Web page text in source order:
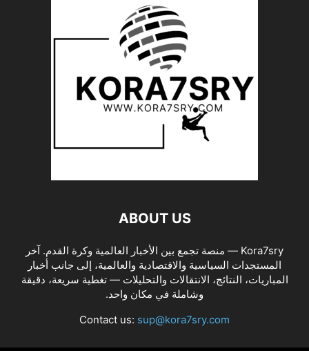
ABOUT US
Kora7sry — منصة تجمع بين الأخبار العالمية وكرة القدم. آخر
المستجدات السياسية والاقتصادية والعالمية، إلى جانب أخبار
المباريات، النتائج، الانتقالات والتحليلات — تغطية سريعة، دقيقة
وشاملة في مكان واحد.
Contact us: sup@kora7sry.com